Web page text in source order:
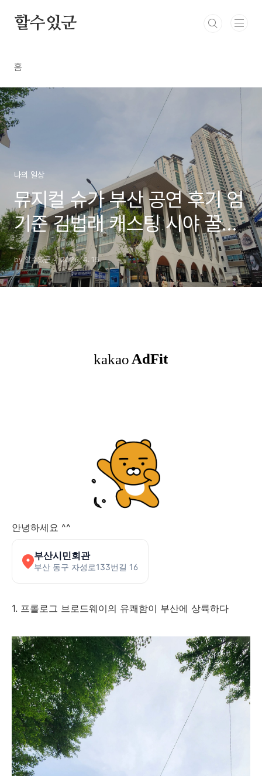
할수있군
홈
나의 일상
뮤지컬 슈가 부산 공연 후기 엄
기준 김법래 캐스팅 시야 꿀팁
및 주차 정보 총정리
by 할수있군 2026. 4. 15.
안녕하세요 ^^
부산시민회관
부산 동구 자성로133번길 16
1. 프롤로그 브로드웨이의 유쾌함이 부산에 상륙하다